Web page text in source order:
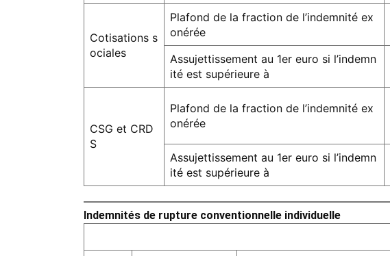
Cotisations s
ociales
Plafond de la fraction de l’indemnité ex
onérée
Assujettissement au 1er euro si l’indemn
ité est supérieure à
CSG et CRD
S
Plafond de la fraction de l’indemnité ex
onérée
Assujettissement au 1er euro si l’indemn
ité est supérieure à
Indemnités de rupture conventionnelle individuelle